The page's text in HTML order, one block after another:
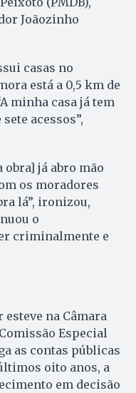
Joãozinho
casas no
está a 0,5 km de
minha casa já tem
acessos”,
obra] já abro mão
os moradores
lá”, ironizou,
o
criminalmente e
esteve na Câmara
Especial
as contas públicas
oito anos, a
em decisão